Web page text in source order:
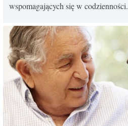
wspomagających się w codzienności.